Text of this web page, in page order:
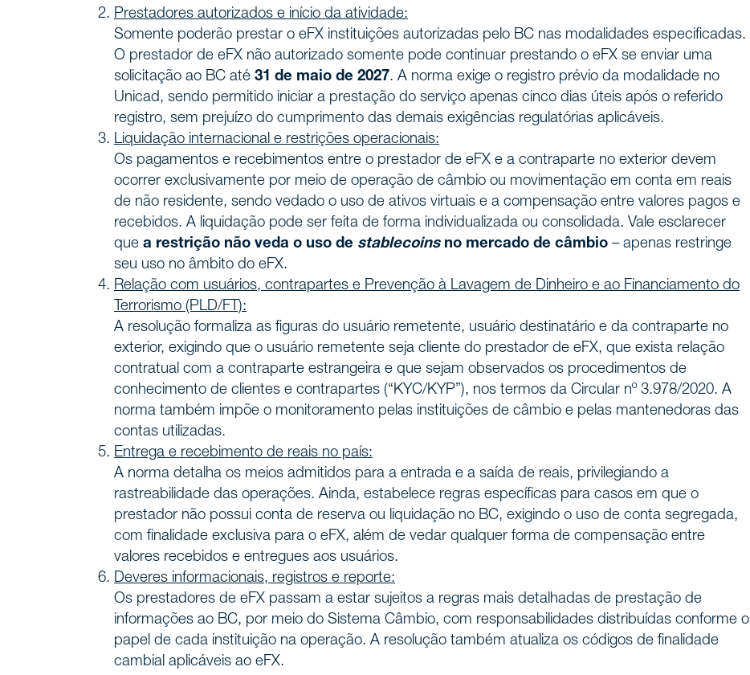
INÍCIO Home
NÓS, DEMAREST
Nossa história
Sobre nós
Cultura
Profissionais
Carreiras
SERVIÇOS Áreas de atuação
NOTÍCIAS Insights
CONTATO Fale conosco
Prestadores autorizados e início da atividade:
Somente poderão prestar o eFX instituições autorizadas pelo BC nas modalidades especificadas.
O prestador de eFX não autorizado somente pode continuar prestando o eFX se enviar uma
solicitação ao BC até 31 de maio de 2027. A norma exige o registro prévio da modalidade no
Unicad, sendo permitido iniciar a prestação do serviço apenas cinco dias úteis após o referido
registro, sem prejuízo do cumprimento das demais exigências regulatórias aplicáveis.
Liquidação internacional e restrições operacionais:
Os pagamentos e recebimentos entre o prestador de eFX e a contraparte no exterior devem
ocorrer exclusivamente por meio de operação de câmbio ou movimentação em conta em reais
de não residente, sendo vedado o uso de ativos virtuais e a compensação entre valores pagos e
recebidos. A liquidação pode ser feita de forma individualizada ou consolidada. Vale esclarecer
que a restrição não veda o uso de stablecoinsno mercado de câmbio – apenas restringe
seu uso no âmbito do eFX.
Relação com usuários, contrapartes e Prevenção à Lavagem de Dinheiro e ao Financiamento do
Terrorismo (PLD/FT):
A resolução formaliza as figuras do usuário remetente, usuário destinatário e da contraparte no
exterior, exigindo que o usuário remetente seja cliente do prestador de eFX, que exista relação
contratual com a contraparte estrangeira e que sejam observados os procedimentos de
conhecimento de clientes e contrapartes (“KYC/KYP”), nos termos da Circular nº 3.978/2020. A
norma também impõe o monitoramento pelas instituições de câmbio e pelas mantenedoras das
contas utilizadas.
Entrega e recebimento de reais no país:
A norma detalha os meios admitidos para a entrada e a saída de reais, privilegiando a
rastreabilidade das operações. Ainda, estabelece regras específicas para casos em que o
prestador não possui conta de reserva ou liquidação no BC, exigindo o uso de conta segregada,
com finalidade exclusiva para o eFX, além de vedar qualquer forma de compensação entre
valores recebidos e entregues aos usuários.
Deveres informacionais, registros e reporte:
Os prestadores de eFX passam a estar sujeitos a regras mais detalhadas de prestação de
informações ao BC, por meio do Sistema Câmbio, com responsabilidades distribuídas conforme o
papel de cada instituição na operação. A resolução também atualiza os códigos de finalidade
cambial aplicáveis ao eFX.